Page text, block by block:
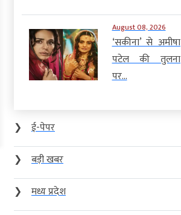
August 08, 2026
‘सकीना’ से अमीषा
पटेल की तुलना
पर...
❯
ई-पेपर
❯
बड़ी खबर
❯
मध्य प्रदेश